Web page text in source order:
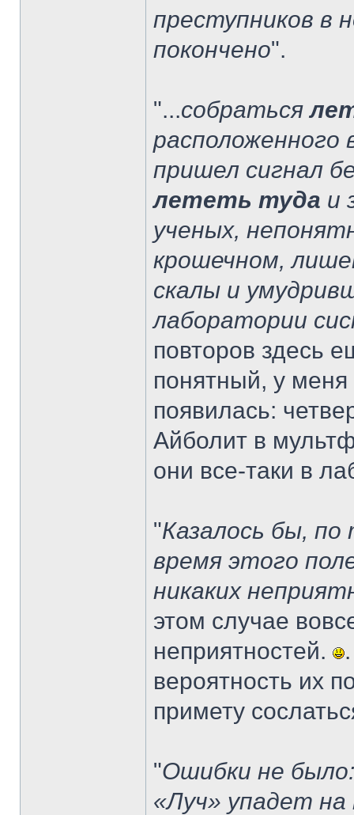
преступников в
покончено".
"...собраться
пришел сигнал
лететь туда и
ученых,
крошечном,
скалы и
лаборатории
повторов здесь
понятный, у меня
появилась:
Айболит в
они все-таки в
"Казалось бы,
время этого
никаких
этом случае
неприятностей.
вероятность их
примету
"Ошибки не
«Луч» упадет на